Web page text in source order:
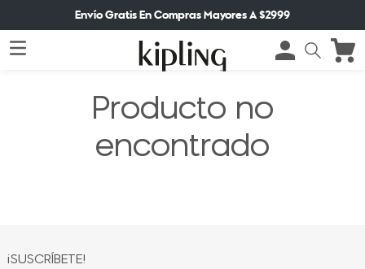
Envío Gratis En Compras Mayores A $2999
Producto no
encontrado
¡SUSCRÍBETE!